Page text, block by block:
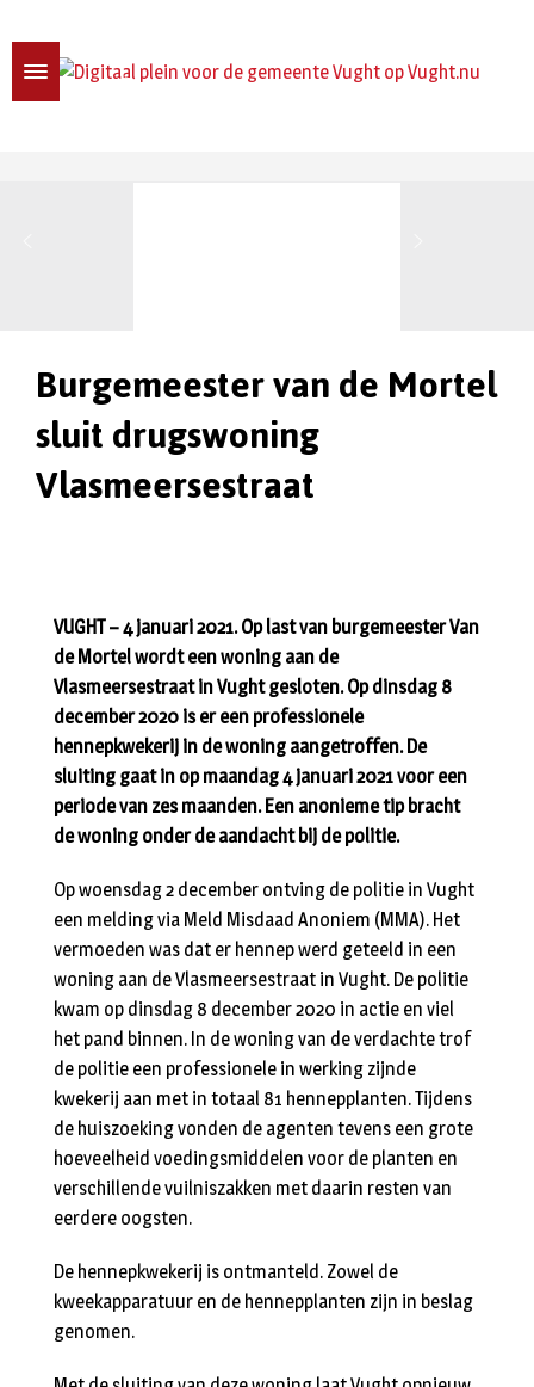
Burgemeester van de Mortel
sluit drugswoning
Vlasmeersestraat
VUGHT – 4 januari 2021. Op last van burgemeester Van
de Mortel wordt een woning aan de
Vlasmeersestraat in Vught gesloten. Op dinsdag 8
december 2020 is er een professionele
hennepkwekerij in de woning aangetroffen. De
sluiting gaat in op maandag 4 januari 2021 voor een
periode van zes maanden. Een anonieme tip bracht
de woning onder de aandacht bij de politie.
Op woensdag 2 december ontving de politie in Vught
een melding via Meld Misdaad Anoniem (MMA). Het
vermoeden was dat er hennep werd geteeld in een
woning aan de Vlasmeersestraat in Vught. De politie
kwam op dinsdag 8 december 2020 in actie en viel
het pand binnen. In de woning van de verdachte trof
de politie een professionele in werking zijnde
kwekerij aan met in totaal 81 hennepplanten. Tijdens
de huiszoeking vonden de agenten tevens een grote
hoeveelheid voedingsmiddelen voor de planten en
verschillende vuilniszakken met daarin resten van
eerdere oogsten.
De hennepkwekerij is ontmanteld. Zowel de
kweekapparatuur en de hennepplanten zijn in beslag
genomen.